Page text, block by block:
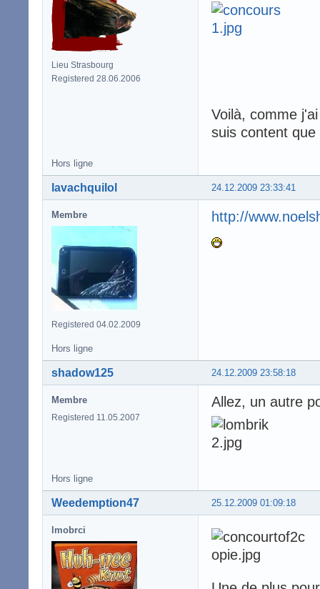
Lieu Strasbourg
Registered 28.06.2006
Voilà, comme
suis content
Hors ligne
24.12.2009 23:33:41
lavachquilol
Membre
Registered 04.02.2009
http://
Hors ligne
24.12.2009 23:58:18
shadow125
Membre
Registered 11.05.2007
Allez, un autre
Hors ligne
25.12.2009 01:09:18
Weedemption47
lmobrci